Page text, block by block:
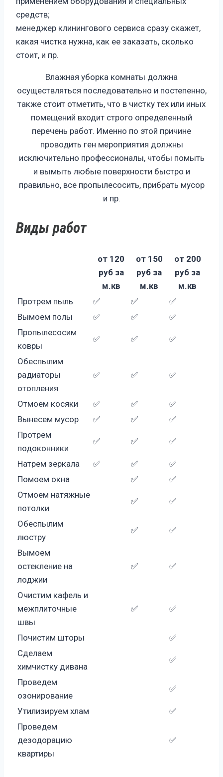
средств;
менеджер клинингового сервиса сразу скажет,
какая чистка нужна, как ее заказать, сколько
стоит, и пр.
Влажная уборка комнаты должна
осуществляться последовательно и постепенно,
также стоит отметить, что в чистку тех или иных
помещений входит строго определенный
перечень работ. Именно по этой причине
проводить ген мероприятия должны
исключительно профессионалы, чтобы помыть
и вымыть любые поверхности быстро и
правильно, все пропылесосить, прибрать мусор
и пр.
Виды работ
от 120
руб за
м.кв
от 150
руб за
м.кв
от 200
руб за
м.кв
Протрем пыль
✅ ✅
✅
Вымоем полы
✅ ✅
✅
Пропылесосим
ковры
✅ ✅ ✅
Обеспылим
радиаторы
отопления
✅ ✅ ✅
Отмоем косяки ✅ ✅
✅
Вынесем мусор
✅ ✅
✅
Протрем
подоконники
✅ ✅ ✅
Натрем зеркала ✅ ✅
✅
Помоем окна
✅
✅
Отмоем натяжные
потолки
✅ ✅
Обеспылим
люстру
✅ ✅
Вымоем
остекление на
лоджии
✅ ✅
Очистим кафель и
межплиточные
швы
✅ ✅
Почистим шторы
✅
Сделаем
химчистку дивана
✅
Проведем
озонирование
✅
Утилизируем хлам
✅
Проведем
дезодорацию
квартиры
✅